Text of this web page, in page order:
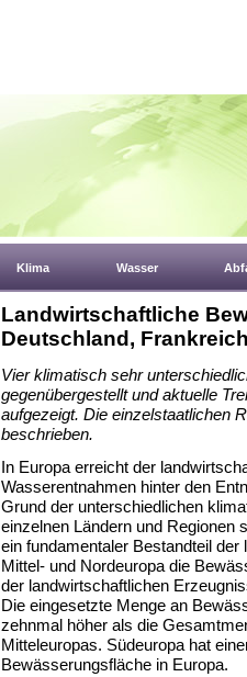
Klima Wasser
Landwirtschaftliche
Deutschland,
Vier klimatisch sehr
gegenübergestellt und aktuelle
aufgezeigt. Die einzelstaatlichen
beschrieben.
In Europa erreicht der
Wasserentnahmen hinter den
Grund der unterschiedlichen
einzelnen Ländern und Regionen
ein fundamentaler Bestandteil
Mittel- und Nordeuropa die
der landwirtschaftlichen
Die eingesetzte Menge an
zehnmal höher als die
Mitteleuropas. Südeuropa hat
Bewässerungsfläche in Europa.